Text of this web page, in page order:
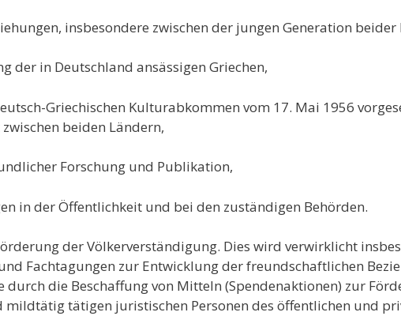
insbesondere zwischen der jungen Generation beider
der in Deutschland ansässigen Griechen,
Griechischen Kulturabkommen vom 17. Mai 1956
beiden Ländern,
Forschung und Publikation,
in der Öffentlichkeit und bei den zuständigen Behörden.
der Völkerverständigung. Dies wird verwirklicht
Fachtagungen zur Entwicklung der freundschaftlichen
durch die Beschaffung von Mitteln (Spendenaktionen) zur
tätigen juristischen Personen des öffentlichen und